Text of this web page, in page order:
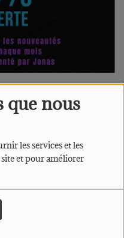
nous
les services et les
et pour améliorer
fait partir à la
sur EJR
de 4
artistes.